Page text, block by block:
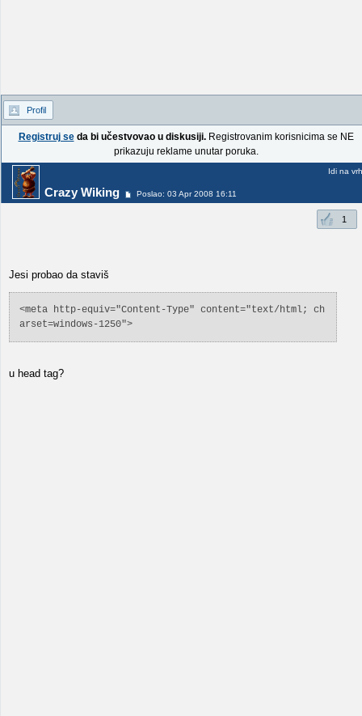
Profil
Registruj seda bi učestvovao u diskusiji.Registrovanim korisnicima se NE
prikazuju reklame unutar poruka.
Crazy Wiking Poslao: 03 Apr 2008 16:11
Idi na vrh
1
Jesi probao da staviš
<meta http-equiv="Content-Type" content="text/html; ch
arset=windows-1250">
u head tag?